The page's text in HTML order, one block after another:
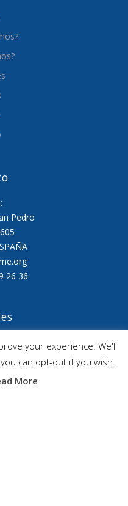
Pedro
26 36
2026
una nueva edición de
your experience. We'll
can opt-out if you wish.
More